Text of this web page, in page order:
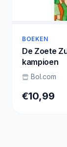
BOEKEN
De Zoete
kampioen
Bol.com
€10,99